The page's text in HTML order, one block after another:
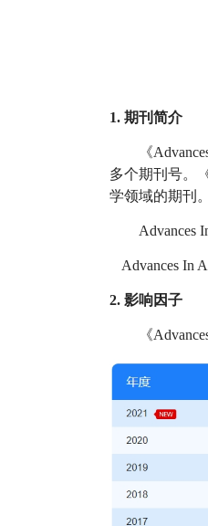
1. 期刊简介
《
多个期刊号。
学领域的期刊
Advances
Advances In
2. 影响因子
《